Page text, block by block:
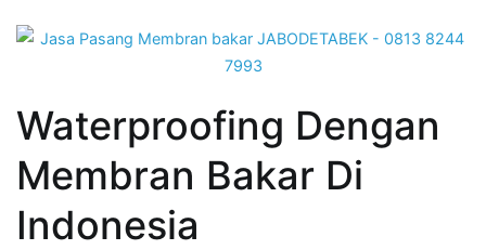
Waterproofing Dengan
Membran Bakar Di
Indonesia